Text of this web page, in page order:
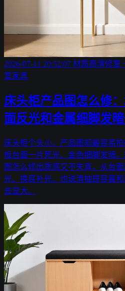
2026-07-11 20:52:07 材质高清修复
室家具
床头柜产品图怎么修
面反光和金属细脚发
床头柜个头小，产品图却最容易
板台面一片死光、金色细脚发暗
图怎么修出质感又不失真，从台
光、换底补光，也说清抽屉容量
去显大。